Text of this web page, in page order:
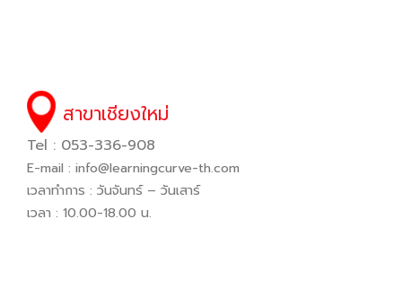
สาขาเชียงใหม่
Tel : 053-336-908
E-mail : info@learningcurve-th.com
เวลาทำการ : วันจันทร์ – วันเสาร์
เวลา : 10.00-18.00 น.